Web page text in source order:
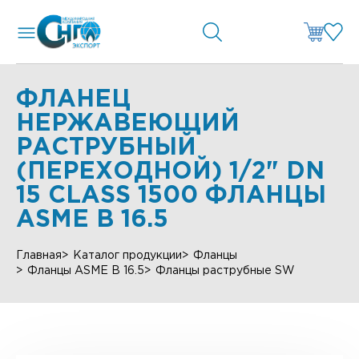
ФЛАНЕЦ
НЕРЖАВЕЮЩИЙ
РАСТРУБНЫЙ
(ПЕРЕХОДНОЙ) 1/2" DN
15 CLASS 1500 ФЛАНЦЫ
ASME B 16.5
Главная Каталог продукции
Фланцы
Фланцы ASME B 16.5
Фланцы раструбные SW